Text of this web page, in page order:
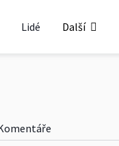
Lidé Další